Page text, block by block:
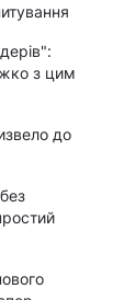
з цим
до